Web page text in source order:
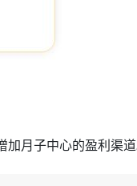
加月子中心的盈利渠